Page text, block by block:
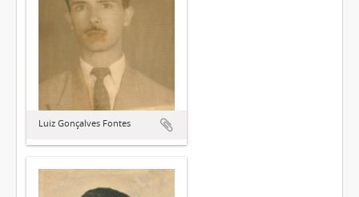
Luiz Gonçalves Fontes